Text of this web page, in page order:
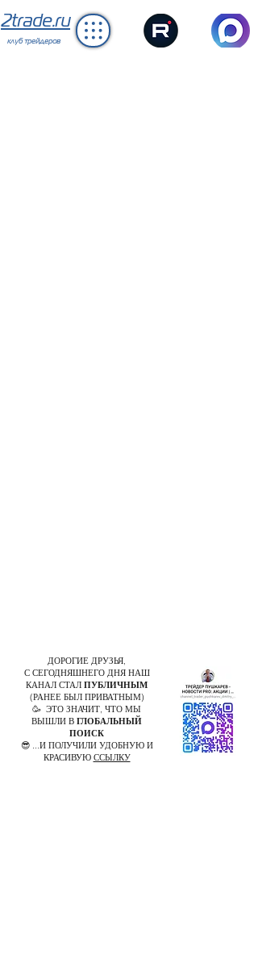
2trade.ru
клуб трейдеров
ДОРОГИЕ ДРУЗЬЯ,
С СЕГОДНЯШНЕГО ДНЯ НАШ
КАНАЛ СТАЛ ПУБЛИЧНЫМ
(РАНЕЕ БЫЛ ПРИВАТНЫМ)
🥳 ЭТО ЗНАЧИТ, ЧТО МЫ
ВЫШЛИ В ГЛОБАЛЬНЫЙ
ПОИСК
😎 ...И ПОЛУЧИЛИ УДОБНУЮ И
КРАСИВУЮ ССЫЛКУ